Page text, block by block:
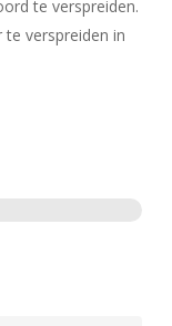
te verspreiden.
verspreiden in